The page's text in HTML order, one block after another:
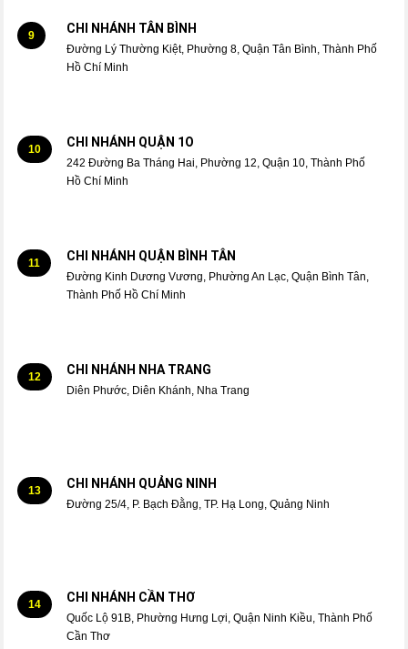
9 CHI NHÁNH TÂN BÌNH
Đường Lý Thường Kiệt, Phường 8, Quận Tân Bình, Thành Phố
Hồ Chí Minh
10 CHI NHÁNH QUẬN 1O
242 Đường Ba Tháng Hai, Phường 12, Quận 10, Thành Phố
Hồ Chí Minh
11 CHI NHÁNH QUẬN BÌNH TÂN
Đường Kinh Dương Vương, Phường An Lạc, Quận Bình Tân,
Thành Phố Hồ Chí Minh
12 CHI NHÁNH NHA TRANG
Diên Phước, Diên Khánh, Nha Trang
13 CHI NHÁNH QUẢNG NINH
Đường 25/4, P. Bạch Đằng, TP. Hạ Long, Quảng Ninh
14 CHI NHÁNH CẦN THƠ
Quốc Lộ 91B, Phường Hưng Lợi, Quận Ninh Kiều, Thành Phố
Cần Thơ